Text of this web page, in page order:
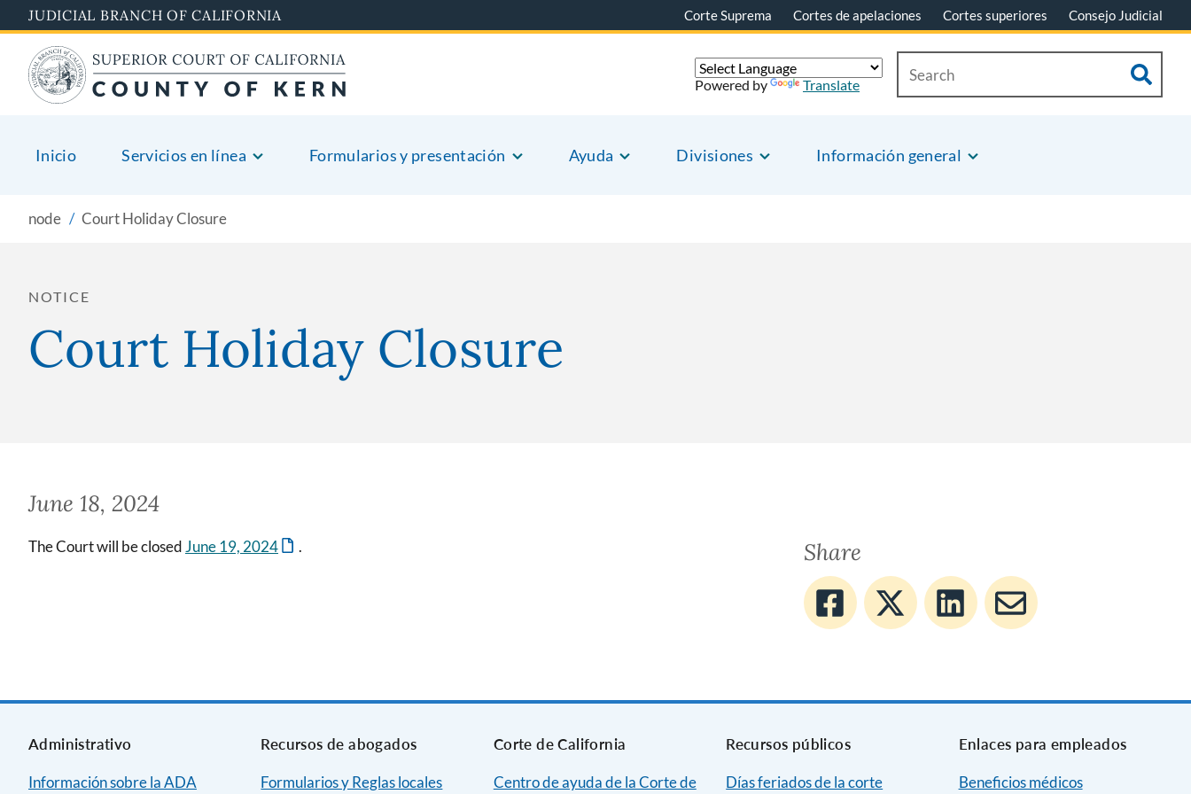
to
main
content
JUDICIAL BRANCH OF CALIFORNIA Corte Suprema Cortes de apelaciones Cortes superiores Consejo Judicial
Inicio Servicios en línea Formularios y presentación Ayuda Divisiones Información general
Powered by Translate
node Court Holiday Closure
NOTICE
Court Holiday Closure
June 18, 2024
The Court will be closed June 19, 2024 . Share
Administrativo
Información sobre la ADA
Recursos de abogados
Formularios y Reglas locales
Corte de California
Centro de ayuda de la Corte de
Recursos públicos
Días feriados de la corte
Enlaces para empleados
Beneficios médicos